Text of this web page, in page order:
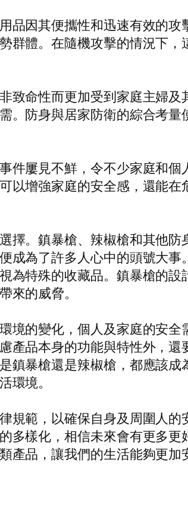
品因其便攜性和迅速有效的攻
群體。在隨機攻擊的情況下，
致命性而更加受到家庭主婦及
。防身與居家防衛的綜合考量
件屢見不鮮，令不少家庭和個
以增強家庭的安全感，還能在
擇。鎮暴槍、辣椒槍和其他防
成為了許多人心中的頭號大事
為特殊的收藏品。鎮暴槍的設
的威脅。
境的變化，個人及家庭的安全
產品本身的功能與特性外，還
鎮暴槍還是辣椒槍，都應該成
環境。
規範，以確保自身及周圍人的
多樣化，相信未來會有更多更
品，讓我們的生活能夠更加